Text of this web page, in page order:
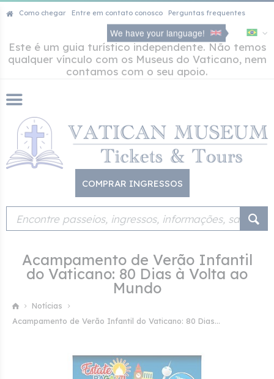
Como chegar Entre em contato conosco Perguntas frequentes
We have your language!
Este é um guia turístico independente. Não temos
qualquer vínculo com os Museus do Vaticano, nem
contamos com o seu apoio.
COMPRAR INGRESSOS
Acampamento de Verão Infantil
do Vaticano: 80 Dias à Volta ao
Mundo
Notícias
Acampamento de Verão Infantil do Vaticano: 80 Dias...